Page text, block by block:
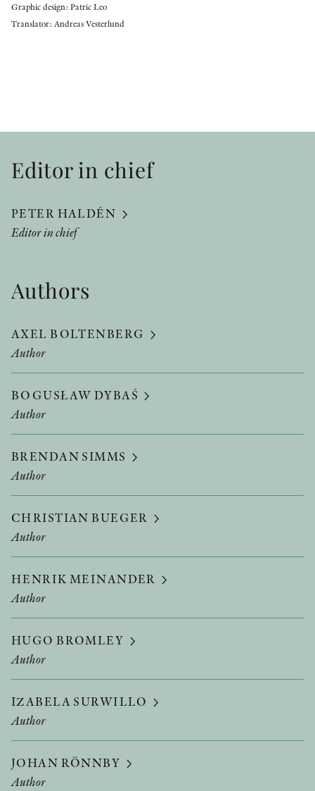
Graphic design: Patric Leo
Translator: Andreas Vesterlund
Editor in chief
PETER HALDÉN
Editor in chief
Authors
AXEL BOLTENBERG
Author
BOGUSŁAW DYBAŚ
Author
BRENDAN SIMMS
Author
CHRISTIAN BUEGER
Author
HENRIK MEINANDER
Author
HUGO BROMLEY
Author
IZABELA SURWILLO
Author
JOHAN RÖNNBY
Author